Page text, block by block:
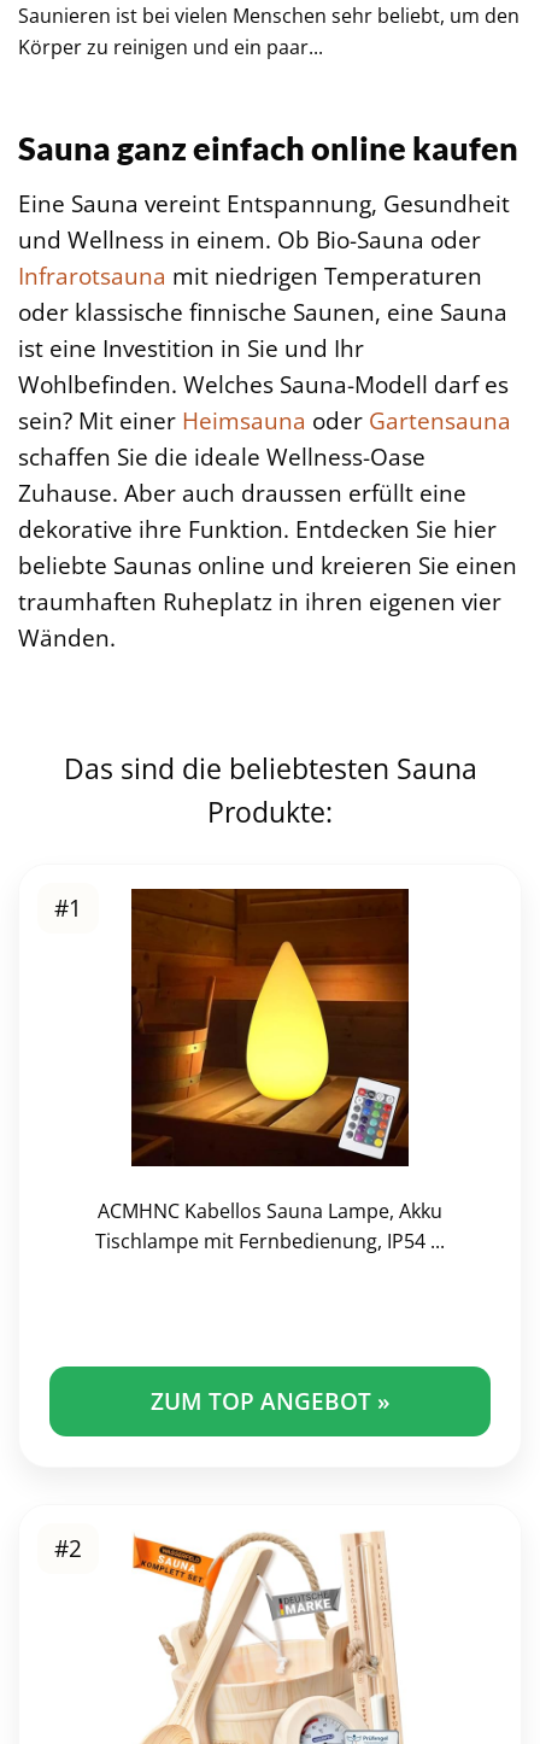
Saunieren ist bei vielen Menschen sehr beliebt, um den
Körper zu reinigen und ein paar...
Sauna ganz einfach online kaufen
Eine Sauna vereint Entspannung, Gesundheit
und Wellness in einem. Ob Bio-Sauna oder
Infrarotsauna mit niedrigen Temperaturen
oder klassische finnische Saunen, eine Sauna
ist eine Investition in Sie und Ihr
Wohlbefinden. Welches Sauna-Modell darf es
sein? Mit einer Heimsauna oder Gartensauna
schaffen Sie die ideale Wellness-Oase
Zuhause. Aber auch draussen erfüllt eine
dekorative ihre Funktion. Entdecken Sie hier
beliebte Saunas online und kreieren Sie einen
traumhaften Ruheplatz in ihren eigenen vier
Wänden.
Das sind die beliebtesten Sauna
Produkte:
#1
ACMHNC Kabellos Sauna Lampe, Akku
Tischlampe mit Fernbedienung, IP54 ...
ZUM TOP ANGEBOT »
#2